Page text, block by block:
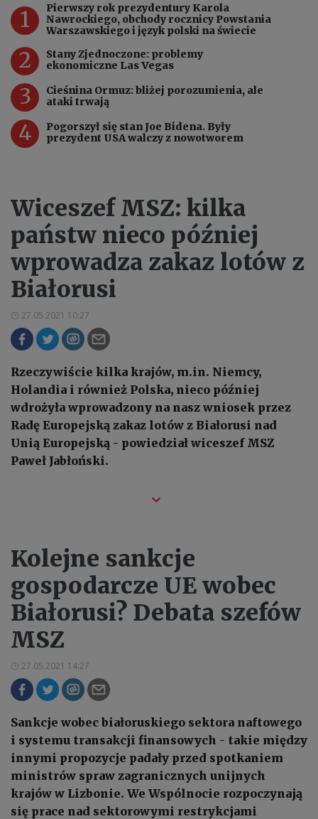
1
Pierwszy rok prezydentury Karola
Nawrockiego, obchody rocznicy Powstania
Warszawskiego i język polski na świecie
2
Stany Zjednoczone: problemy
ekonomiczne Las Vegas
3
Cieśnina Ormuz: bliżej porozumienia, ale
ataki trwają
4
Pogorszył się stan Joe Bidena. Były
prezydent USA walczy z nowotworem
Wiceszef MSZ: kilka
państw nieco później
wprowadza zakaz lotów z
Białorusi
27.05.2021 10:27
Rzeczywiście kilka krajów, m.in. Niemcy,
Holandia i również Polska, nieco później
wdrożyła wprowadzony na nasz wniosek przez
Radę Europejską zakaz lotów z Białorusi nad
Unią Europejską - powiedział wiceszef MSZ
Paweł Jabłoński.
Kolejne sankcje
gospodarcze UE wobec
Białorusi? Debata szefów
MSZ
27.05.2021 14:27
Sankcje wobec białoruskiego sektora naftowego
i systemu transakcji finansowych - takie między
innymi propozycje padały przed spotkaniem
ministrów spraw zagranicznych unijnych
krajów w Lizbonie. We Wspólnocie rozpoczynają
się prace nad sektorowymi restrykcjami